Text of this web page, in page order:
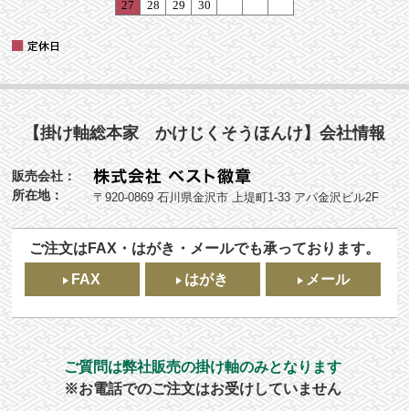
【掛け軸総本家 かけじくそうほんけ】会社情報
販売会社：
所在地：
〒920-0869 石川県金沢市 上堤町1-33 アパ金沢ビル2F
ご注文はFAX・はがき・メールでも承っております。
FAX
はがき メール
ご質問は弊社販売の掛け軸のみとなります
※お電話でのご注文はお受けしていません